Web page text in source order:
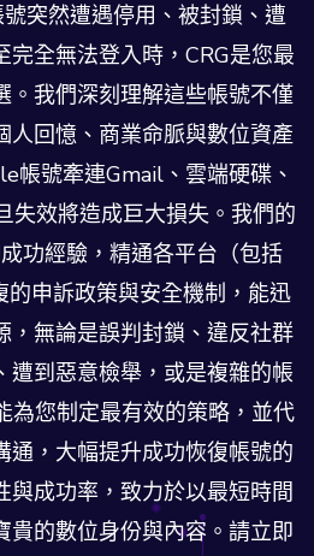
突然遭遇停用、被封鎖、遭
完全無法登入時，CRG是您最
。我們深刻理解這些帳號不僅
人回憶、商業命脈與數位資產
帳號牽連Gmail、雲端硬碟、
失效將造成巨大損失。我們的
功經驗，精通各平台（包括
申訴政策與安全機制，能迅
，無論是誤判封鎖、違反社群
遭到惡意檢舉，或是複雜的帳
為您制定最有效的策略，並代
通，大幅提升成功恢復帳號的
與成功率，致力於以最短時間
貴的數位身份與內容。請立即